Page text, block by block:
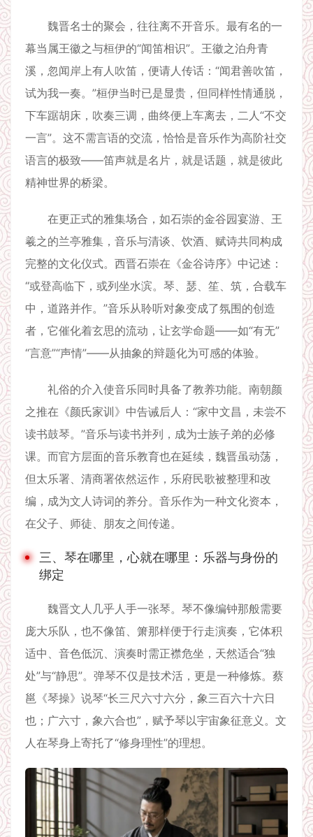
魏晋名士的聚会，往往离不开音乐。最有名的一
幕当属王徽之与桓伊的“闻笛相识”。王徽之泊舟青
溪，忽闻岸上有人吹笛，便请人传话：“闻君善吹笛，
试为我一奏。”桓伊当时已是显贵，但同样性情通脱，
下车踞胡床，吹奏三调，曲终便上车离去，二人“不交
一言”。这不需言语的交流，恰恰是音乐作为高阶社交
语言的极致——笛声就是名片，就是话题，就是彼此
精神世界的桥梁。
在更正式的雅集场合，如石崇的金谷园宴游、王
羲之的兰亭雅集，音乐与清谈、饮酒、赋诗共同构成
完整的文化仪式。西晋石崇在《金谷诗序》中记述：
“或登高临下，或列坐水滨。琴、瑟、笙、筑，合载车
中，道路并作。”音乐从聆听对象变成了氛围的创造
者，它催化着玄思的流动，让玄学命题——如“有无”
“言意”“声情”——从抽象的辩题化为可感的体验。
礼俗的介入使音乐同时具备了教养功能。南朝颜
之推在《颜氏家训》中告诫后人：“家中文昌，未尝不
读书鼓琴。”音乐与读书并列，成为士族子弟的必修
课。而官方层面的音乐教育也在延续，魏晋虽动荡，
但太乐署、清商署依然运作，乐府民歌被整理和改
编，成为文人诗词的养分。音乐作为一种文化资本，
在父子、师徒、朋友之间传递。
三、琴在哪里，心就在哪里：乐器与身份的
绑定
魏晋文人几乎人手一张琴。琴不像编钟那般需要
庞大乐队，也不像笛、箫那样便于行走演奏，它体积
适中、音色低沉、演奏时需正襟危坐，天然适合“独
处”与“静思”。弹琴不仅是技术活，更是一种修炼。蔡
邕《琴操》说琴“长三尺六寸六分，象三百六十六日
也；广六寸，象六合也”，赋予琴以宇宙象征意义。文
人在琴身上寄托了“修身理性”的理想。